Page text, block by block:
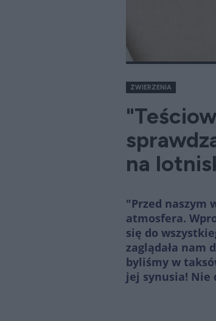
ZWIERZENIA
na
"Przed naszym
atmosfera.
się do
zaglądała nam
byliśmy w
jej synusia! Nie